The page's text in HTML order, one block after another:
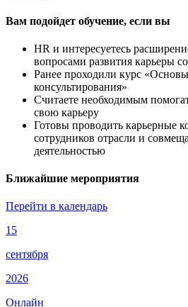
Вам подойдет обучение, если вы
HR и интересуетесь
вопросами развития карьеры
Ранее проходили курс
консультирования»
Считаете необходимым
свою карьеру
Готовы проводить карьерные
сотрудников отрасли и
деятельностью
Ближайшие мероприятия
Перейти в календарь
15
сентября
2026
Онлайн